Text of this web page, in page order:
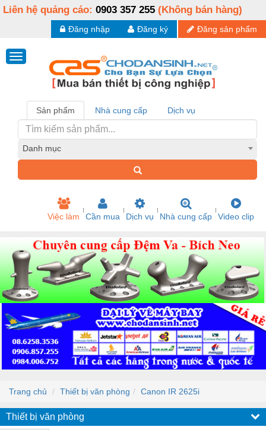
Liên hệ quảng cáo: 0903 357 255 (Không bán hàng)
Đăng sản phẩm
Đăng ký
Đăng nhập
Sản phẩm Nhà cung cấp Dịch vụ
Danh mục
Việc làm Cần mua Dịch vụ Nhà cung cấp Video clip
Trang chủ Thiết bị văn phòng Canon IR 2625i
Thiết bị văn phòng